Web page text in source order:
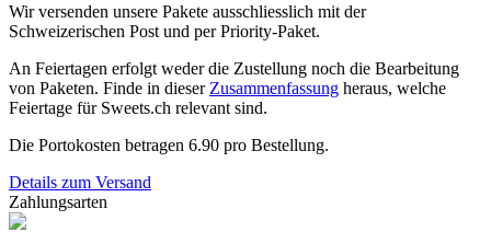
Wir versenden unsere Pakete ausschliesslich mit der
Schweizerischen Post und per Priority-Paket.
An Feiertagen erfolgt weder die Zustellung noch die Bearbeitung
von Paketen. Finde in dieser Zusammenfassung heraus, welche
Feiertage für Sweets.ch relevant sind.
Die Portokosten betragen 6.90 pro Bestellung.
Details zum Versand
Zahlungsarten